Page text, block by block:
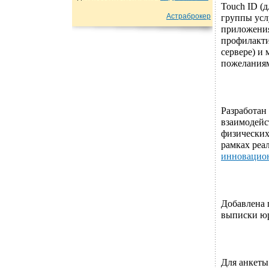
Астраброкер
Touch ID
группы
сервере) и
рамках
Добавлена
выписки
Для